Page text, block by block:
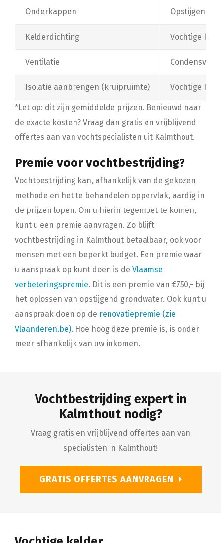
Onderkappen Opstijgend
Kelderdichting Vochtige
Ventilatie
Isolatie aanbrengen (kruipruimte) Vochtige
*Let op: dit zijn gemiddelde prijzen. Benieuwd naar
de exacte kosten? Vraag dan gratis en vrijblijvend
offertes aan van vochtspecialisten uit Kalmthout.
Premie voor vochtbestrijding?
Vochtbestrijding kan, afhankelijk van de gekozen
methode en het te behandelen oppervlak, aardig in
de prijzen lopen. Om u hierin tegemoet te komen,
kunt u een premie aanvragen. Zo blijft
vochtbestrijding in Kalmthout betaalbaar, ook voor
mensen met een beperkt budget. Een premie waar
u aanspraak op kunt doen is de Vlaamse
verbeteringspremie. Dit is een premie van €750,- bij
het oplossen van opstijgend grondwater. Ook kunt u
aanspraak doen op de renovatiepremie (zie
Vlaanderen.be). Hoe hoog deze premie is, is onder
meer afhankelijk van uw inkomen.
Vochtbestrijding expert in
Kalmthout nodig?
Vraag gratis en vrijblijvend offertes aan van
specialisten in Kalmthout!
GRATIS OFFERTES AANVRAGEN